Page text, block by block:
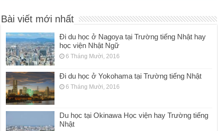
Bài viết mới nhất
Đi du học ở Nagoya tại Trường tiếng Nhật hay
học viện Nhật Ngữ
6 Tháng Mười, 2016
Đi du học ở Yokohama tại Trường tiếng Nhật
6 Tháng Mười, 2016
Du học tại Okinawa Học viện hay Trường tiếng
Nhật